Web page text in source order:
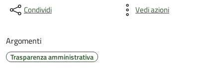
Condividi Vedi azioni
Argomenti
Trasparenza amministrativa